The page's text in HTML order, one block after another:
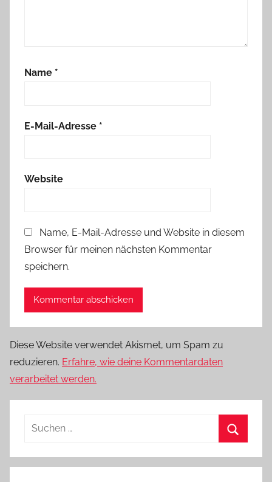
Name *
E-Mail-Adresse *
Website
Name, E-Mail-Adresse und Website in diesem
Browser für meinen nächsten Kommentar
speichern.
Diese Website verwendet Akismet, um Spam zu
reduzieren. Erfahre, wie deine Kommentardaten
verarbeitet werden.
Suchen